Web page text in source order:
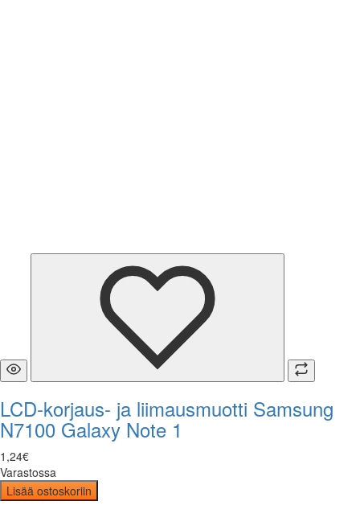
LCD-korjaus- ja liimausmuotti Samsung
N7100 Galaxy Note 1
1 ,24€
Varastossa
Lisää ostoskoriin